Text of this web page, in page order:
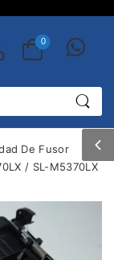
0
De Fusor
/ SL-M5370LX